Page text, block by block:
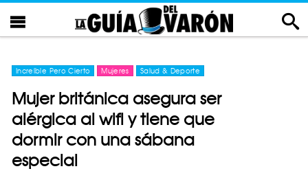
Increíble Pero Cierto Mujeres Salud & Deporte
Mujer británica asegura ser
alérgica al wifi y tiene que
dormir con una sábana
especial